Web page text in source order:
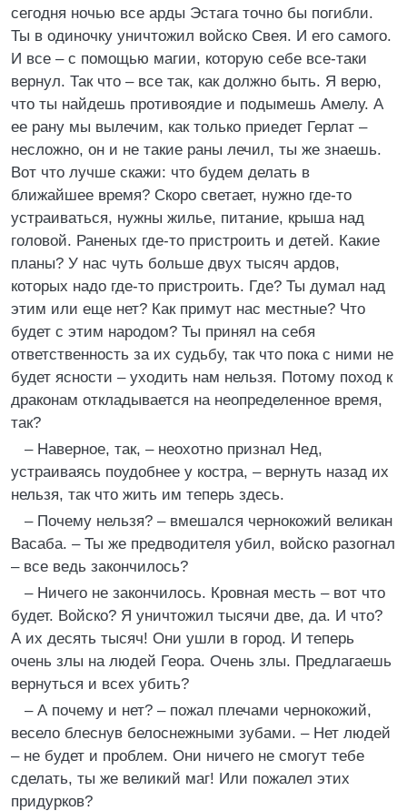
сегодня ночью все арды Эстага точно бы погибли.
Ты в одиночку уничтожил войско Свея. И его самого.
И все – с помощью магии, которую себе все-таки
вернул. Так что – все так, как должно быть. Я верю,
что ты найдешь противоядие и подымешь Амелу. А
ее рану мы вылечим, как только приедет Герлат –
несложно, он и не такие раны лечил, ты же знаешь.
Вот что лучше скажи: что будем делать в
ближайшее время? Скоро светает, нужно где-то
устраиваться, нужны жилье, питание, крыша над
головой. Раненых где-то пристроить и детей. Какие
планы? У нас чуть больше двух тысяч ардов,
которых надо где-то пристроить. Где? Ты думал над
этим или еще нет? Как примут нас местные? Что
будет с этим народом? Ты принял на себя
ответственность за их судьбу, так что пока с ними не
будет ясности – уходить нам нельзя. Потому поход к
драконам откладывается на неопределенное время,
так?
– Наверное, так, – неохотно признал Нед,
устраиваясь поудобнее у костра, – вернуть назад их
нельзя, так что жить им теперь здесь.
– Почему нельзя? – вмешался чернокожий великан
Васаба. – Ты же предводителя убил, войско разогнал
– все ведь закончилось?
– Ничего не закончилось. Кровная месть – вот что
будет. Войско? Я уничтожил тысячи две, да. И что?
А их десять тысяч! Они ушли в город. И теперь
очень злы на людей Геора. Очень злы. Предлагаешь
вернуться и всех убить?
– А почему и нет? – пожал плечами чернокожий,
весело блеснув белоснежными зубами. – Нет людей
– не будет и проблем. Они ничего не смогут тебе
сделать, ты же великий маг! Или пожалел этих
придурков?